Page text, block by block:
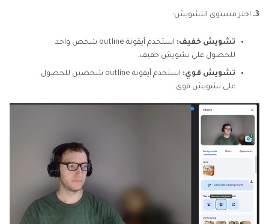
3. اختر مستوى التشويش:
تشويش خفيف:
استخدم أيقونة outline شخص واحد
للحصول على تشويش خفيف.
تشويش قوي:
استخدم أيقونة outline شخصين للحصول
على تشويش قوي.